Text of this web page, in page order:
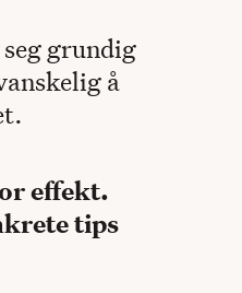
grundig
å
effekt.
tips